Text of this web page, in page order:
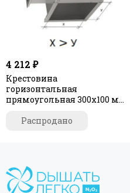
4 212 ₽
Крестовина
горизонтальная
прямоугольная 300х100 мм.
Распродано